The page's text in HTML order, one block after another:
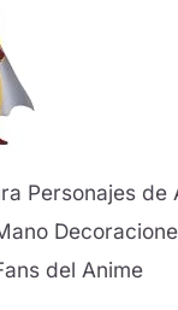
Personajes
del Anime